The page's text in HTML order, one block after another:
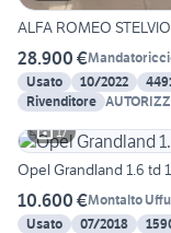
ALFA ROMEO
28.900 €
Usato
10/2022
Rivenditore
17
Opel Grandland 1.6 td
10.600 €Montalto
Usato
07/2018